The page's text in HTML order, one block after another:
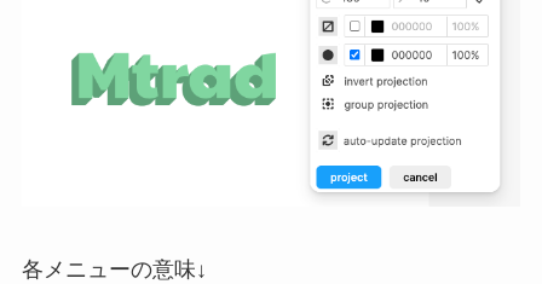
各メニューの意味↓